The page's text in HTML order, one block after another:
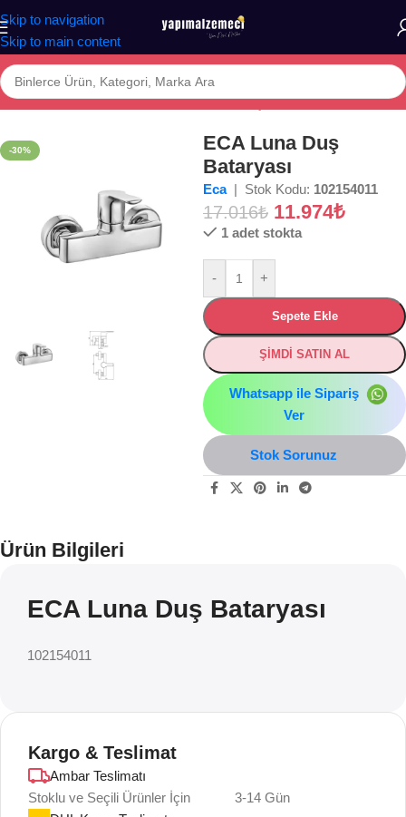
Skip to navigation
Skip to main content
Ana Sayfa/Mağaza/BANYO/ARMATÜR/Duş Bataryası
-30%
ECA Luna Duş
Bataryası
Eca | Stok Kodu: 102154011
17.016₺ 11.974₺
1 adet stokta
- +
Sepete Ekle
ŞİMDİ SATIN AL
Whatsapp ile Sipariş
Ver
Stok Sorunuz
Ürün Bilgileri
ECA Luna Duş Bataryası
102154011
Kargo & Teslimat
Ambar Teslimatı
Stoklu ve Seçili Ürünler İçin
3-14 Gün